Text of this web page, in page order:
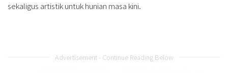
sekaligus artistik untuk hunian masa kini.
Advertisement - Continue Reading Below